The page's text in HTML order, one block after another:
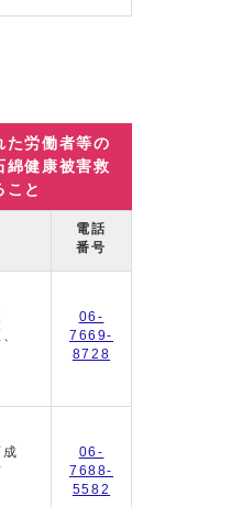
た労働者等の
綿健康被害救
こと
電話
番号
06-
7669-
8728
06-
7688-
5582